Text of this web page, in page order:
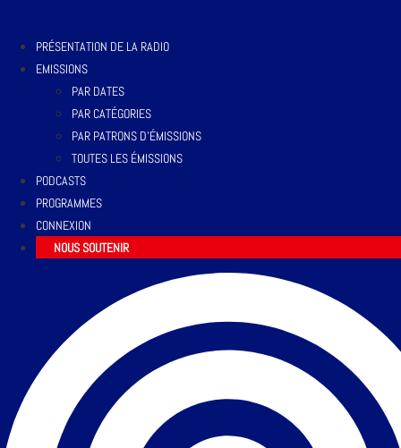
PRÉSENTATION DE LA RADIO
EMISSIONS
PAR DATES
PAR CATÉGORIES
PAR PATRONS D’ÉMISSIONS
TOUTES LES ÉMISSIONS
PODCASTS
PROGRAMMES
CONNEXION
NOUS SOUTENIR